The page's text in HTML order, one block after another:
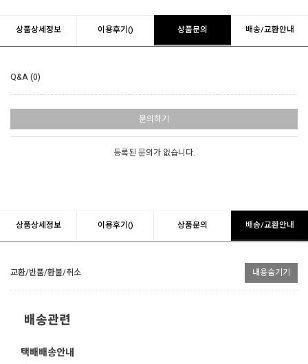
상품상세정보 이용후기() 상품문의 배송/교환안내
Q&A (0)
문의하기
등록된 문의가 없습니다.
상품상세정보 이용후기() 상품문의 배송/교환안내
교환/반품/환불/취소 내용숨기기
배송관련
택배배송안내